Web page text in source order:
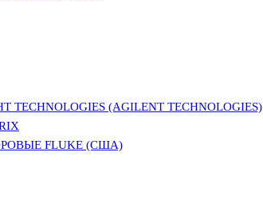
(AGILENT TECHNOLOGIES)
FLUKE (США)